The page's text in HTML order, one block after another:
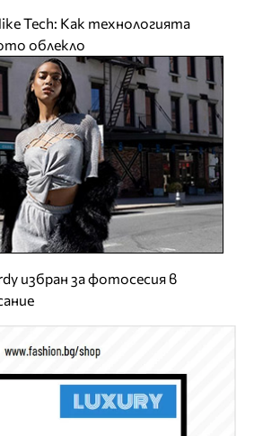
Tech: Как технологията
облекло
избран за фотосесия в